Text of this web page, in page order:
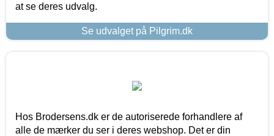
at se deres udvalg.
Se udvalget på Pilgrim.dk
Hos Brodersens.dk er de autoriserede forhandlere af
alle de mærker du ser i deres webshop. Det er din